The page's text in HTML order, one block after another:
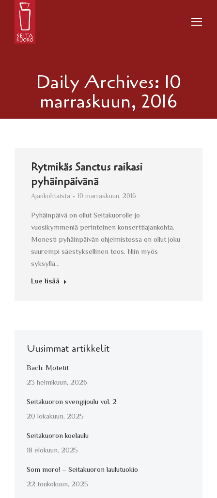
Daily Archives: 10
marraskuun, 2016
Rytmikäs Sanctus raikasi
pyhäinpäivänä
Ajankohtaista 10 marraskuun, 2016
Pyhäinpäivä on ollut Seitakuorolle jo
vuosikymmeniä perinteinen konserttiajankohta.
Monesti pyhäinpäivän ohjelmistossa on ollut joku
suurempi säestyksellinen teos. Niin myös
syksyllä…
Lue lisää
Uusimmat artikkelit
Bach: Motetit
23 helmikuun, 2026
Seitakuoron svengijoulu vol. 2
20 lokakuun, 2025
Seitakuoron koelaulu
18 elokuun, 2025
Som moro! – Seitakuoron laulutuokio
22 toukokuun, 2025